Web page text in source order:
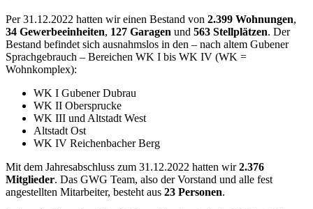
Per 31.12.2022 hatten wir einen Bestand von 2.399 Wohnungen,
34 Gewerbeeinheiten, 127 Garagen und 563 Stellplätzen. Der
Bestand befindet sich ausnahmslos in den – nach altem Gubener
Sprachgebrauch – Bereichen WK I bis WK IV (WK =
Wohnkomplex):
WK I Gubener Dubrau
WK II Obersprucke
WK III und Altstadt West
Altstadt Ost
WK IV Reichenbacher Berg
Mit dem Jahresabschluss zum 31.12.2022 hatten wir2.376
Mitglieder. Das GWG Team, also der Vorstand und alle fest
angestellten Mitarbeiter, besteht aus 23 Personen.